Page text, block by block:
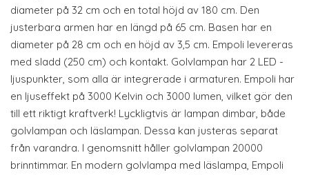
diameter på 32 cm och en total höjd av 180 cm. Den
justerbara armen har en längd på 65 cm. Basen har en
diameter på 28 cm och en höjd av 3,5 cm. Empoli levereras
med sladd (250 cm) och kontakt. Golvlampan har 2 LED -
ljuspunkter, som alla är integrerade i armaturen. Empoli har
en ljuseffekt på 3000 Kelvin och 3000 lumen, vilket gör den
till ett riktigt kraftverk! Lyckligtvis är lampan dimbar, både
golvlampan och läslampan. Dessa kan justeras separat
från varandra. I genomsnitt håller golvlampan 20000
brinntimmar. En modern golvlampa med läslampa, Empoli